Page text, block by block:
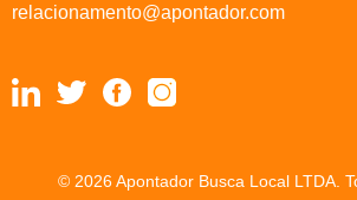
relacionamento@apontador.com
© 2026 Apontador Busca Local LTDA.